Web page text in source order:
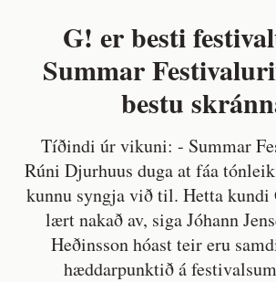
G! er besti
Summar
bestu
Tíðindi úr vikuni: - Summar
Rúni Djurhuus duga at fáa
kunnu syngja við til. Hetta
lært nakað av, siga Jóhann
Heðinsson hóast teir eru
hæddarpunktið á